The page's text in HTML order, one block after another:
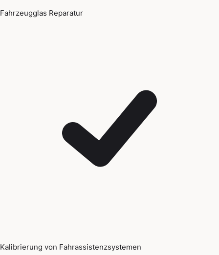
Fahrzeugglas Reparatur
Kalibrierung von Fahrassistenzsystemen